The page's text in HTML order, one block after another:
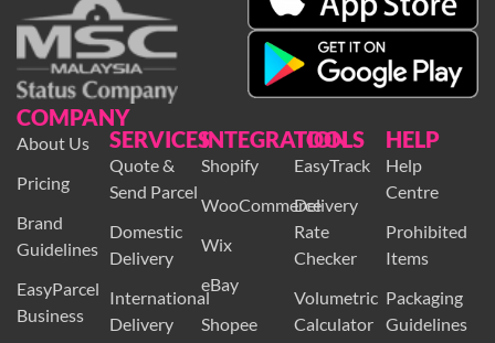
COMPANY
About Us
Pricing
Brand
Guidelines
EasyParcel
Business
SERVICES
Quote &
Send Parcel
Domestic
Delivery
International
Delivery
INTEGRATION
Shopify
WooCommerce
Wix
eBay
Shopee
TOOLS
EasyTrack
Delivery
Rate
Checker
Volumetric
Calculator
HELP
Help
Centre
Prohibited
Items
Packaging
Guidelines